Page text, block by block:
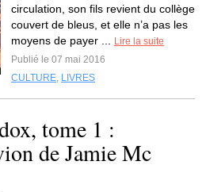
circulation, son fils revient du collège
couvert de bleus, et elle n’a pas les
moyens de payer ...
Lire la suite
Publié le 07 mai 2016
CULTURE, LIVRES
tome 1 :
de Jamie Mc